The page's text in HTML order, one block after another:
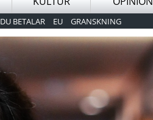
DU BETALAR EU GRANSKNING